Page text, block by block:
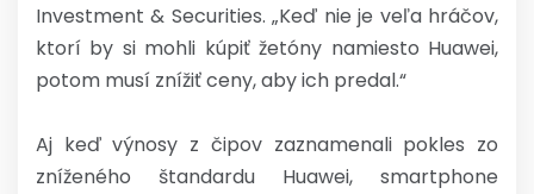
Investment & Securities. „Keď nie je veľa hráčov,
ktorí by si mohli kúpiť žetóny namiesto Huawei,
potom musí znížiť ceny, aby ich predal.“
Aj keď výnosy z čipov zaznamenali pokles zo
zníženého štandardu Huawei, smartphone